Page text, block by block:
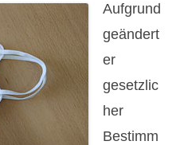
Masken
in
Bussen
und
Aufgrund
geändert
er
gesetzlic
her
Bestimm